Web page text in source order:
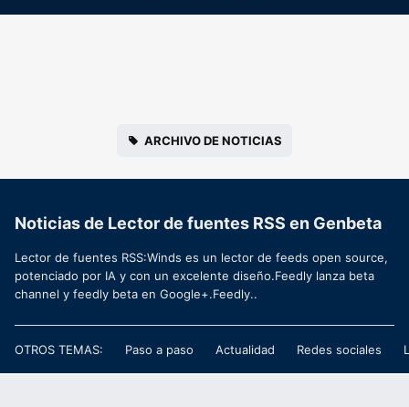
ARCHIVO DE NOTICIAS
Noticias de Lector de fuentes RSS en Genbeta
Lector de fuentes RSS:Winds es un lector de feeds open source,
potenciado por IA y con un excelente diseño.Feedly lanza beta
channel y feedly beta en Google+.Feedly..
OTROS TEMAS: Paso a paso Actualidad Redes sociales